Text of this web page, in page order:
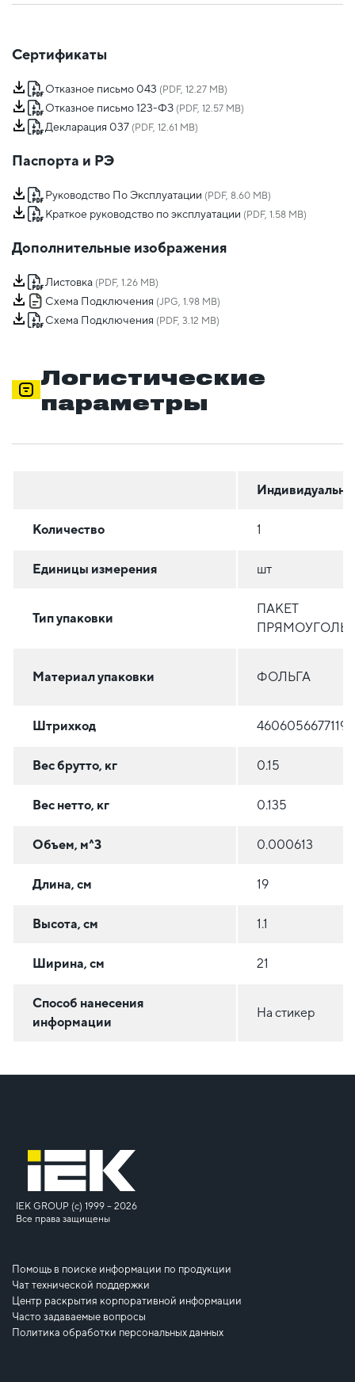
Сертификаты
Отказное письмо 043 (PDF, 12.27 MB)
Отказное письмо 123-ФЗ (PDF, 12.57 MB)
Декларация 037 (PDF, 12.61 MB)
Паспорта и РЭ
Руководство По Эксплуатации (PDF, 8.60 MB)
Краткое руководство по эксплуатации (PDF, 1.58 MB)
Дополнительные изображения
Листовка (PDF, 1.26 MB)
Схема Подключения (JPG, 1.98 MB)
Схема Подключения (PDF, 3.12 MB)
Логистические
параметры
Количество 1
Единицы измерения шт
Тип упаковки
ПАКЕТ
Материал упаковки ФОЛЬГА
Штрихкод 4606056677119
Вес брутто, кг 0.15
Вес нетто, кг 0.135
Объем, м^3 0.000613
Длина, см 19
Высота, см 1.1
Ширина, см 21
Способ нанесения
информации
На стикер
IEK GROUP (c) 1999 – 2026
Все права защищены
Помощь в поиске информации по продукции
Чат технической поддержки
Центр раскрытия корпоративной информации
Часто задаваемые вопросы
Политика обработки персональных данных